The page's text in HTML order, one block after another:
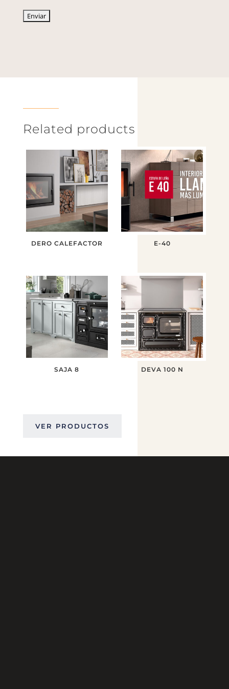
Related products
DERO CALEFACTOR E-40
SAJA 8 DEVA 100 N
VER PRODUCTOS